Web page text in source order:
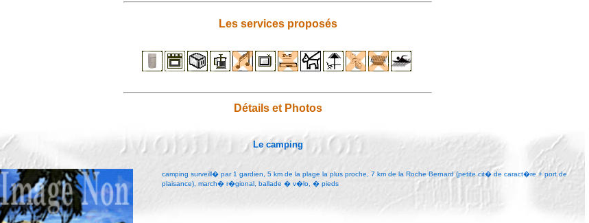
Les services proposés
Détails et Photos
Le camping
camping surveill� par 1 gardien, 5 km de la plage la plus proche, 7 km de la Roche Bernard (petite cit� de caract�re + port de
plaisance), march� r�gional, ballade � v�lo, � pieds